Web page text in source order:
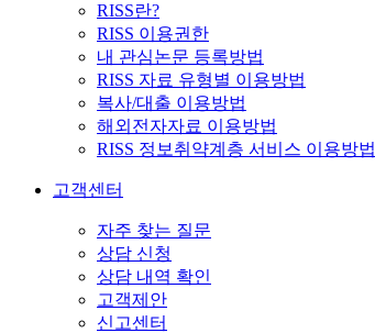
RISS란?
RISS 이용권한
내 관심논문 등록방법
RISS 자료 유형별 이용방법
복사/대출 이용방법
해외전자자료 이용방법
RISS 정보취약계층 서비스 이용방법
고객센터
자주 찾는 질문
상담 신청
상담 내역 확인
고객제안
신고센터